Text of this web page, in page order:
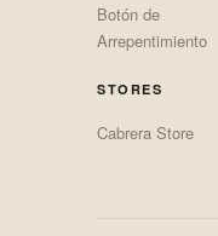
Botón de
Arrepentimiento
STORES
Cabrera Store